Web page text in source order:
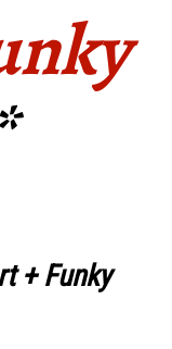
*
+ Funky